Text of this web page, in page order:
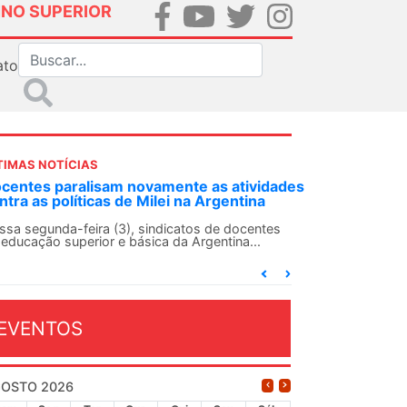
SUPERIOR
NOTÍCIAS
ANDES-SN convoca docentes para Dia de
Solidariedade Internacionalista com Cuba em
13 de agosto
O ANDES-SN conclama suas seções sindicais e o
2026